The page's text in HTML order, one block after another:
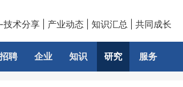
-技术分享 | 产业动态 | 知识汇总 | 共同成长
招聘 企业 知识 研究 服务